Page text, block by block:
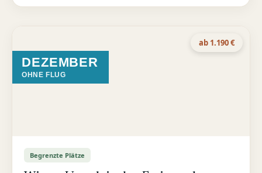
DEZEMBER
OHNE FLUG
ab 1.190 €
Begrenzte Plätze